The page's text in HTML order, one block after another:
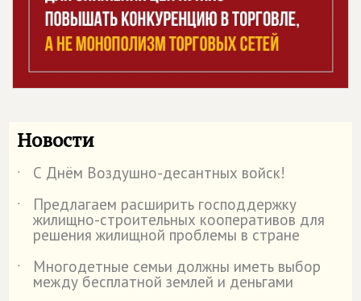
Новости
˙
С Днём Воздушно-десантных войск!
˙
Предлагаем расширить господдержку
жилищно-строительных кооперативов для
решения жилищной проблемы в стране
˙
Многодетные семьи должны иметь выбор
между бесплатной землей и деньгами